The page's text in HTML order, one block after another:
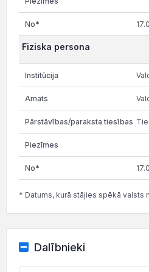
Fiziska persona
* Datums, kurā stājies spēkā valsts
Dalībnieki